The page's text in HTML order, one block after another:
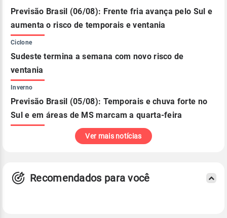
Previsão Brasil (06/08): Frente fria avança pelo Sul e
aumenta o risco de temporais e ventania
Ciclone
Sudeste termina a semana com novo risco de
ventania
Inverno
Previsão Brasil (05/08): Temporais e chuva forte no
Sul e em áreas de MS marcam a quarta-feira
Ver mais notícias
Recomendados para você